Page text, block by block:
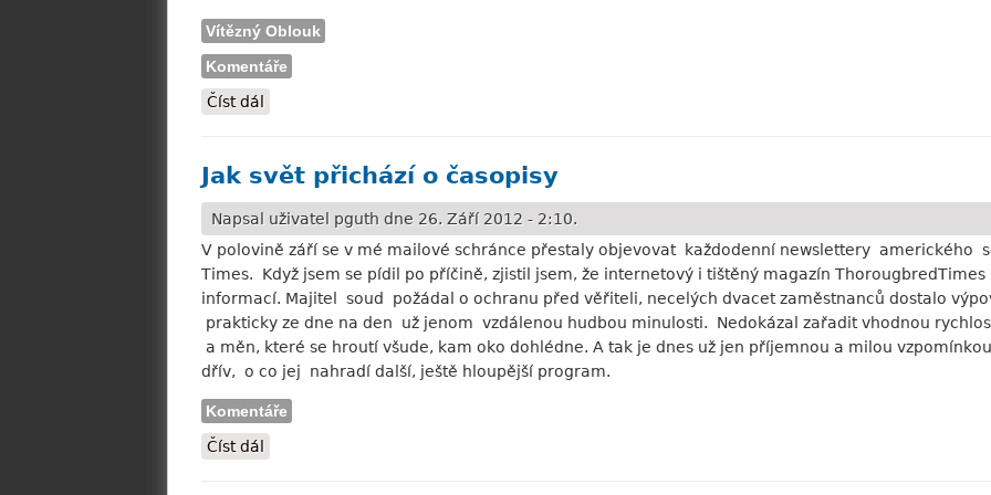
Vítězný Oblouk
Komentáře
Číst dál
Jak svět přichází o časopisy
Napsal uživatel pguth dne 26. Září 2012 - 2:10.
V polovině září se v mé mailové schránce přestaly objevovat každodenní newslettery amerického
Times. Když jsem se pídil po příčině, zjistil jsem, že internetový i tištěný magazín
informací. Majitel soud požádal o ochranu před věřiteli, necelých dvacet zaměstnanců dostalo
prakticky ze dne na den už jenom vzdálenou hudbou minulosti. Nedokázal zařadit vhodnou
a měn, které se hroutí všude, kam oko dohlédne. A tak je dnes už jen příjemnou a milou
dřív, o co jej nahradí další, ještě hloupější program.
Komentáře
Číst dál